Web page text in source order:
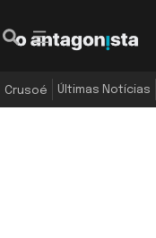
Crusoé Últimas Notícias